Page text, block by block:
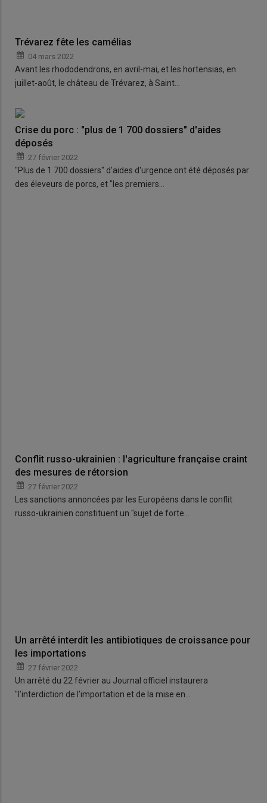
Trévarez fête les camélias
04 mars 2022
Avant les rhododendrons, en avril-mai, et les hortensias, en
juillet-août, le château de Trévarez, à Saint…
Crise du porc : "plus de 1 700 dossiers" d'aides
déposés
27 février 2022
"Plus de 1 700 dossiers" d'aides d'urgence ont été déposés par
des éleveurs de porcs, et "les premiers…
Conflit russo-ukrainien : l'agriculture française craint
des mesures de rétorsion
27 février 2022
Les sanctions annoncées par les Européens dans le conflit
russo-ukrainien constituent un "sujet de forte…
Un arrêté interdit les antibiotiques de croissance pour
les importations
27 février 2022
Un arrêté du 22 février au Journal officiel instaurera
"l’interdiction de l’importation et de la mise en…